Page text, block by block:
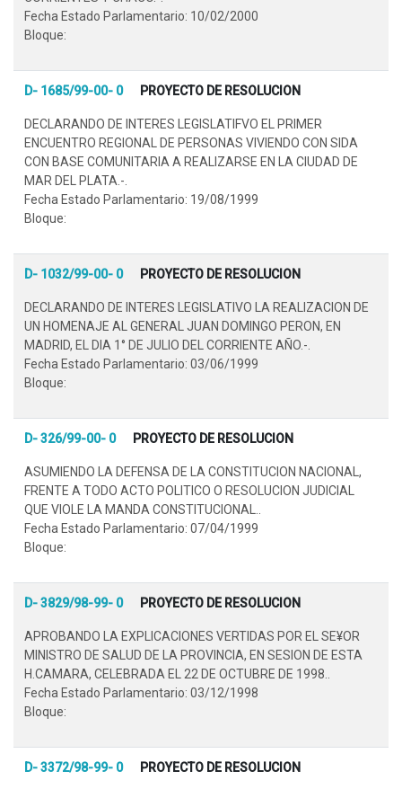
Fecha Estado Parlamentario: 10/02/2000
Bloque:
D- 1685/99-00- 0 PROYECTO DE RESOLUCION
DECLARANDO DE INTERES LEGISLATIFVO EL PRIMER
ENCUENTRO REGIONAL DE PERSONAS VIVIENDO CON SIDA
CON BASE COMUNITARIA A REALIZARSE EN LA CIUDAD DE
MAR DEL PLATA.-.
Fecha Estado Parlamentario: 19/08/1999
Bloque:
D- 1032/99-00- 0 PROYECTO DE RESOLUCION
DECLARANDO DE INTERES LEGISLATIVO LA REALIZACION DE
UN HOMENAJE AL GENERAL JUAN DOMINGO PERON, EN
MADRID, EL DIA 1° DE JULIO DEL CORRIENTE AÑO.-.
Fecha Estado Parlamentario: 03/06/1999
Bloque:
D- 326/99-00- 0 PROYECTO DE RESOLUCION
ASUMIENDO LA DEFENSA DE LA CONSTITUCION NACIONAL,
FRENTE A TODO ACTO POLITICO O RESOLUCION JUDICIAL
QUE VIOLE LA MANDA CONSTITUCIONAL..
Fecha Estado Parlamentario: 07/04/1999
Bloque:
D- 3829/98-99- 0 PROYECTO DE RESOLUCION
APROBANDO LA EXPLICACIONES VERTIDAS POR EL SE¥OR
MINISTRO DE SALUD DE LA PROVINCIA, EN SESION DE ESTA
H.CAMARA, CELEBRADA EL 22 DE OCTUBRE DE 1998..
Fecha Estado Parlamentario: 03/12/1998
Bloque:
D- 3372/98-99- 0 PROYECTO DE RESOLUCION